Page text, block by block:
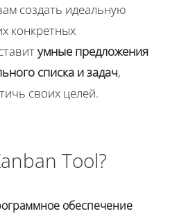
создать идеальную
конкретных
умные предложения
списка и задач,
своих целей.
Tool?
обеспечение